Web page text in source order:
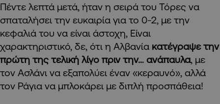
Πέντε λεπτά μετά, ήταν η σειρά του Τόρες να
σπαταλήσει την ευκαιρία για το 0-2, με την
κεφαλιά του να είναι άστοχη, Είναι
χαρακτηριστικό, δε, ότι η Αλβανία κατέγραψε την
πρώτη της τελική λίγο πριν την… ανάπαυλα, με
τον Ασλάνι να εξαπολύει έναν «κεραυνό», αλλά
τον Ράγια να μπλοκάρει με διπλή προσπάθεια!